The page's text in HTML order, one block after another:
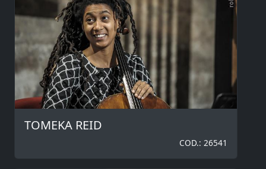
TOMEKA REID
COD.: 26541